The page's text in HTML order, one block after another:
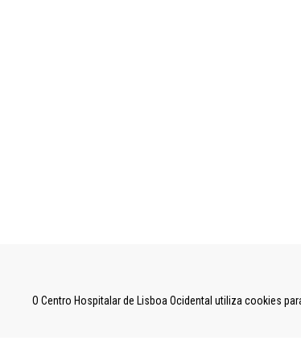
O Centro Hospitalar de Lisboa Ocidental utiliza cookies
UNIDADE LOCAL DE SAÚDE DE